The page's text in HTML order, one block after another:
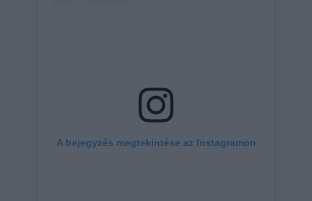
A bejegyzés megtekintése az Instagramon